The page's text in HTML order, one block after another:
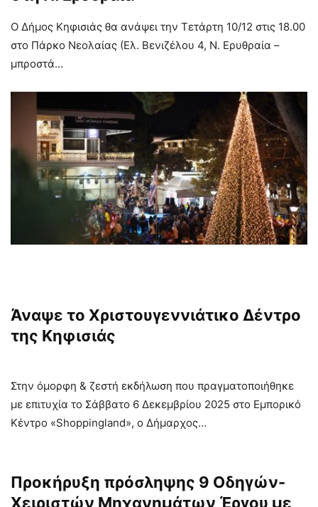
Ο Δήμος Κηφισιάς θα ανάψει την Τετάρτη 10/12 στις 18.00
στο Πάρκο Νεολαίας (Ελ. Βενιζέλου 4, Ν. Ερυθραία –
μπροστά…
Άναψε το Χριστουγεννιάτικο Δέντρο
της Κηφισιάς
Στην όμορφη & ζεστή εκδήλωση που πραγματοποιήθηκε
με επιτυχία το Σάββατο 6 Δεκεμβρίου 2025 στο Εμπορικό
Κέντρο «Shoppingland», ο Δήμαρχος…
Προκήρυξη πρόσληψης 9 Οδηγών-
Χειριστών Μηχανημάτων Έργου με